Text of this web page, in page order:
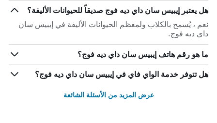
هل يعتبر إيبيس سان داي ديه فوج صديقاً للحيوانات الأليفة؟
نعم ، يُسمح بالكلاب ولمعظم الحيوانات الأليفة في إيبيس سان
داي ديه فوج.
ما هو رقم هاتف إيبيس سان داي ديه فوج؟
هل تتوفر خدمة الواي فاي في إيبيس سان داي ديه فوج؟
عرض المزيد من الأسئلة الشائعة